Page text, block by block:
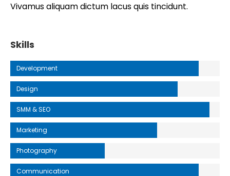
Vivamus aliquam dictum lacus quis tincidunt.
Skills
Development
Design
SMM & SEO
Marketing
Photography
Communication